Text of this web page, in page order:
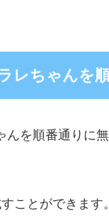
レちゃんを
んを順番通りに
ことができます。